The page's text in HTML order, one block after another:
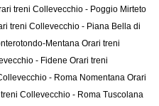
treni Collevecchio - Poggio Mirteto
treni Collevecchio - Piana Bella di
Mentana Orari treni
- Fidene Orari treni
- Roma Nomentana Orari
Collevecchio - Roma Tuscolana